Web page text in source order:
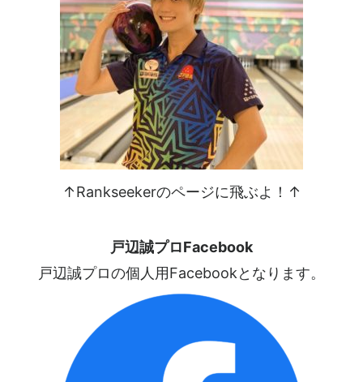
↑Rankseekerのページに飛ぶよ！↑
戸辺誠プロFacebook
戸辺誠プロの個人用Facebookとなります。